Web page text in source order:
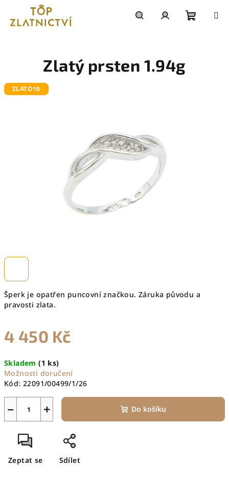
obsah
Šperk je opatřen puncovní značkou. Záruka původu a
pravosti zlata.
4 450 Kč
cena:
Skladem(1 ks)
Možnosti doručení
Kód: 22091/00499/1/26
+
− Do košíku
Zeptat se Sdílet
Zlatý prsten 1.94g
ZLATO10